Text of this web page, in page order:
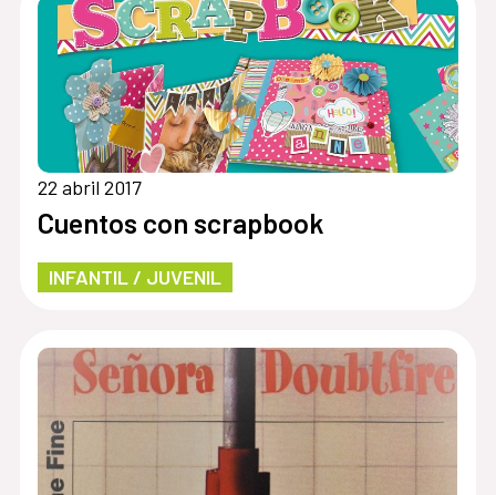
22 abril 2017
Cuentos con scrapbook
INFANTIL / JUVENIL